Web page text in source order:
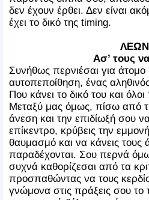
δεν έχουν έρθει. Δεν είναι
έχει το δικό της timing.
ΛΕΩΝ
Ασ’ τους
Συνήθως περνιέσαι για
αυτοπεποίθηση, ένας
Που κάνει το δικό του και
Μεταξύ μας όμως, πίσω από
άνεση και την επιδίωξή σου
επίκεντρο, κρύβεις την
θαυμασμό και να κάνεις
παραδέχονται. Σου περνά
συχνά καθορίζεσαι από τα
προσπαθώντας να τους
γνώμονα στις πράξεις σου το